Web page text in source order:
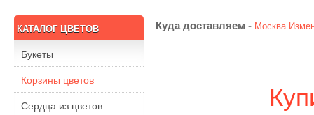
КАТАЛОГ ЦВЕТОВ
Букеты
Корзины цветов
Сердца из цветов
Куда доставляем - Москва